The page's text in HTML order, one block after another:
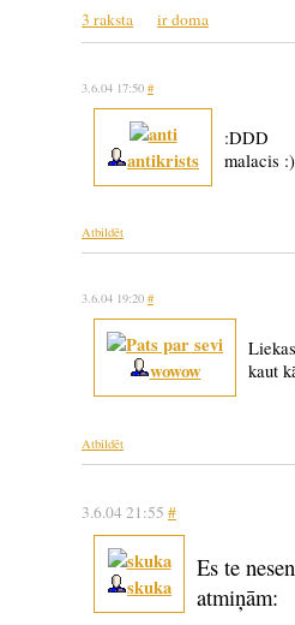
3 raksta ir doma
3.6.04 17:50 #
antikrists
:DDD
malacis
Atbildēt
3.6.04 19:20 #
wowow
kaut
Atbildēt
3.6.04 21:55 #
skuka
Es te
atmiņām: